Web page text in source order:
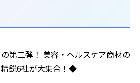
第二弾！ 美容・ヘルスケア商材の
精鋭6社が大集合！◆